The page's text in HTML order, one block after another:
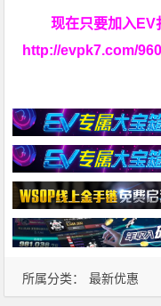
现在只要加入EV
http://evpk7.com/
所属分类： 最新优惠